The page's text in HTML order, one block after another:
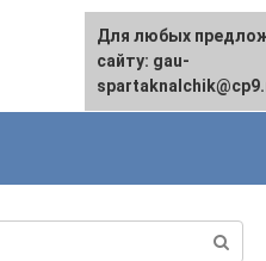
Для любых
сайту: gau-